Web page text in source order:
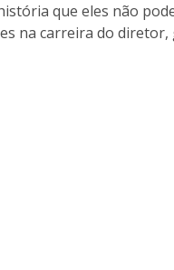
que eles não
na carreira do